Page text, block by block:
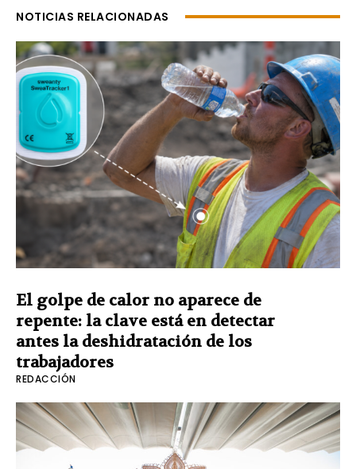
NOTICIAS RELACIONADAS
El golpe de calor no aparece de
repente: la clave está en detectar
antes la deshidratación de los
trabajadores
REDACCIÓN